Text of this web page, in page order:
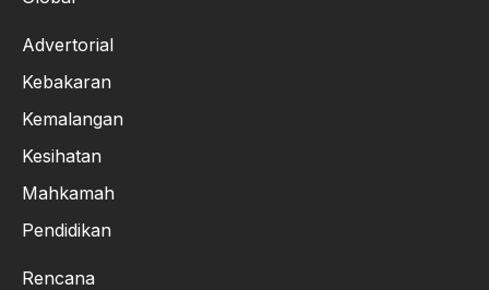
Advertorial
Kebakaran
Kemalangan
Kesihatan
Mahkamah
Pendidikan
Rencana